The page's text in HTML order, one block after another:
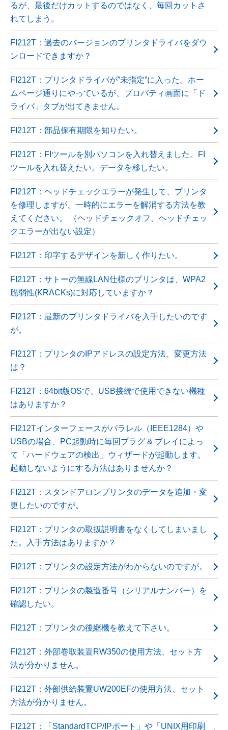
るが、最後だけカットするのではなく、毎回カットさ
れてしまう。
FI212T：過去のバージョンのプリンタドライバをダウ
ンロードできますか？
FI212T：プリンタドライバが”未指定”に入った。ホー
ムページ通りにやっているが、プロパティ画面に「ド
ライバ」タブが出てきません。
FI212T：部品保有期限を知りたい。
FI212T：FIツールを別パソコンを入れ替えました。FI
ツールを入れ替えたい。データを移したい。
FI212T：ヘッドチェックエラーが発生して、プリンタ
を修理しますが、一時的にエラーを解消する方法を教
えてください。 （ヘッドチェックオフ、ヘッドチェッ
クエラーが出ない設定）
FI212T：印字するデザインを新しく作りたい。
FI212T：サトーの無線LAN仕様のプリンタは、WPA2
脆弱性(KRACKs)に対応していますか？
FI212T：最新のプリンタドライバを入手したいのです
が。
FI212T：プリンタのIPアドレスの設定方法、変更方法
は？
FI212T：64bit版OSで、USB接続で使用できない機種
はありますか？
FI212Tインターフェースがパラレル（IEEE1284）や
USBの場合、PC起動時に毎回プラグ & プレイによっ
て「ハードウェアの検出」ウィザードが起動します。
起動しないようにする方法はありませんか？
FI212T：スタンドアロンプリンタのデータを追加・変
更したいのですが。
FI212T：プリンタの取扱説明書をなくしてしまいまし
た。入手方法はありますか？
FI212T：プリンタの設定方法がわからないのですが。
FI212T：プリンタの製造番号（シリアルナンバー）を
確認したい。
FI212T：プリンタの後継機を教えて下さい。
FI212T：外部巻取装置RW350の使用方法、セット方
法が分かりません。
FI212T：外部供給装置UW200EFの使用方法、セット
方法が分かりません。
FI212T：「StandardTCP/IPポート」や「UNIX用印刷